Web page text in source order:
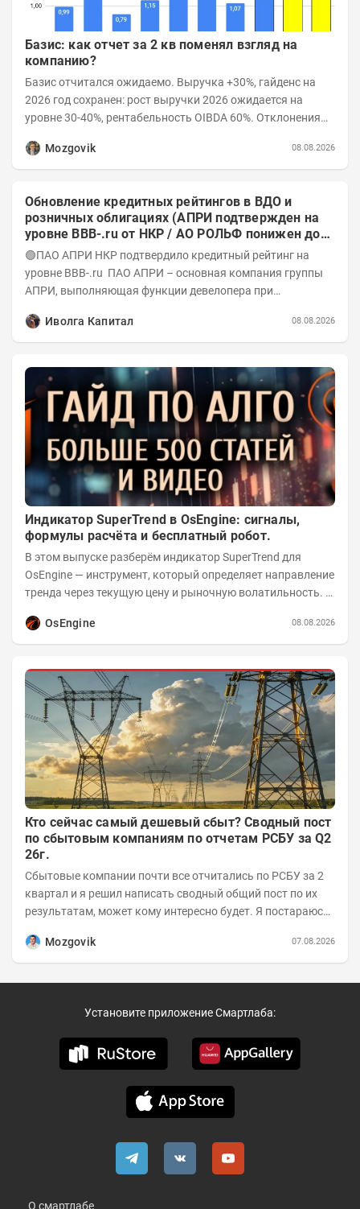
Базис: как отчет за 2 кв поменял взгляд на
компанию?
Базис отчитался ожидаемо. Выручка +30%, гайденс на
2026 год сохранен: рост выручки 2026 ожидается на
уровне 30-40%, рентабельность OIBDA 60%. Отклонения
Mozgovik
08.08.2026
Обновление кредитных рейтингов в ВДО и
розничных облигациях (АПРИ подтвержден на
уровне BBB-.ru от НКР / АО РОЛЬФ понижен до
А-(RU) / Элит Строй присвоен на уровне BBB.ru)
🟢ПАО АПРИ НКР подтвердило кредитный рейтинг на
уровне BBB-.ru ПАО АПРИ – основная компания группы
АПРИ, выполняющая функции девелопера при
Иволга Капитал
08.08.2026
Индикатор SuperTrend в OsEngine: сигналы,
формулы расчёта и бесплатный робот.
В этом выпуске разберём индикатор SuperTrend для
OsEngine — инструмент, который определяет направление
тренда через текущую цену и рыночную волатильность. В
OsEngine
08.08.2026
Кто сейчас самый дешевый сбыт? Сводный пост
по сбытовым компаниям по отчетам РСБУ за Q2
26г.
Сбытовые компании почти все отчитались по РСБУ за 2
квартал и я решил написать сводный общий пост по их
результатам, может кому интересно будет. Я постараюсь
Mozgovik
07.08.2026
Установите приложение Смартлаба:
О смартлабе